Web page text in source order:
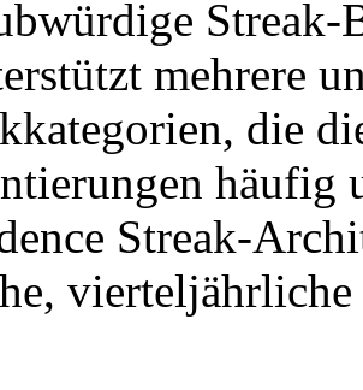
mehrere
die
häufig
Streak-